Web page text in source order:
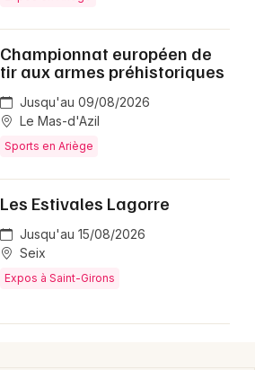
Je m'abonne
Championnat européen de
tir aux armes préhistoriques
Jusqu'au 09/08/2026
Le Mas-d'Azil
Sports en Ariège
Les Estivales Lagorre
Jusqu'au 15/08/2026
Seix
Expos à Saint-Girons